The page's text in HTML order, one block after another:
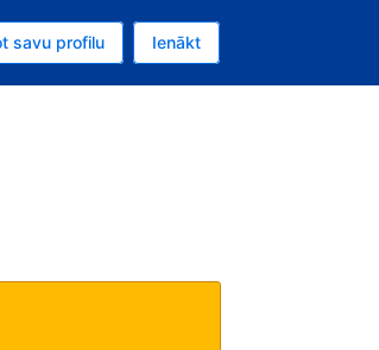
Latviski.
rezervējumu.
savu profilu Ienākt